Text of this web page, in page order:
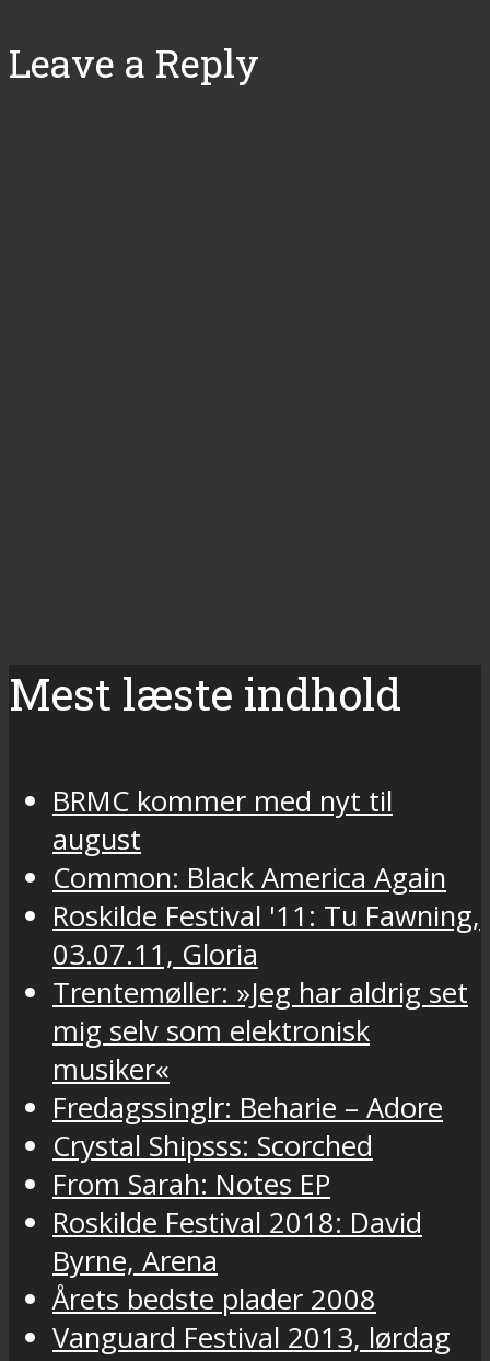
Leave a Reply
Mest læste indhold
BRMC kommer med nyt til
august
Common: Black America Again
Roskilde Festival '11: Tu Fawning,
03.07.11, Gloria
Trentemøller: »Jeg har aldrig set
mig selv som elektronisk
musiker«
Fredagssinglr: Beharie – Adore
Crystal Shipsss: Scorched
From Sarah: Notes EP
Roskilde Festival 2018: David
Byrne, Arena
Årets bedste plader 2008
Vanguard Festival 2013, lørdag